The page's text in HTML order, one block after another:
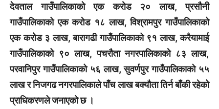
देवताल गाउँपालिकाको एक करोड २० लाख, प्रसौनी
गाउँपालिकाको एक करोड १८ लाख, विश्रामपुर गाउँपालिकाको
एक करोड ३ लाख, बारागढी गाउँपालिकाको ९१ लाख, करैयामाई
गाउँपालिकाको ९० लाख, पचरौता नगरपालिकाको ८३ लाख,
परवानिपुर गाउँपालिकाको ५६ लाख, सुवर्णपुर गाउँपालिकाको ५५
लाख र निजगढ नगरपालिकाले पाँच लाख बक्यौता तिर्न बाँकी रहेको
प्राधिकरणले जनाएको छ ।